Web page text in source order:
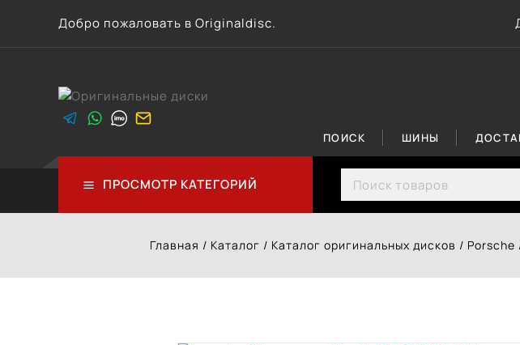
Добро пожаловать в Originaldisc.
ПОИСК ШИНЫ
ПРОСМОТР КАТЕГОРИЙ Search for:
Главная / Каталог / Каталог оригинальных дисков / Porsche